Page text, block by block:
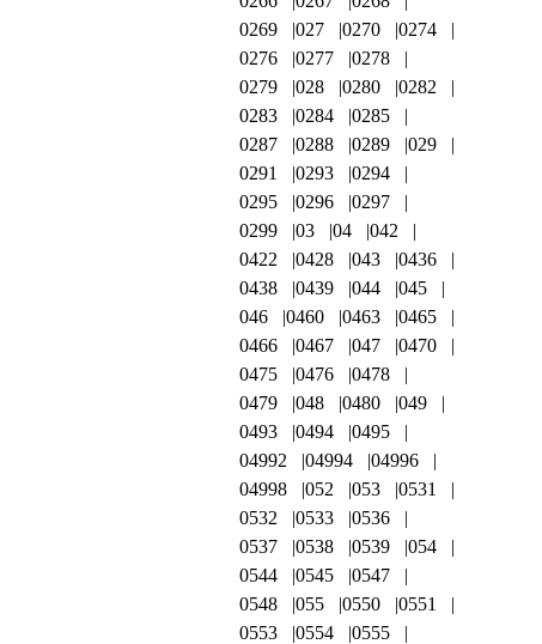
0269
027 0270
0274
0276
0277
0278
0279
028 0280
0282
0283
0284
0285
0287
0288 0289
029
0291
0293
0294
0295
0296
0297
0299
03 04
042
0422
0428 043
0436
0438
0439 044
045
046
0460 0463
0465
0466
0467 047
0470
0475
0476
0478
0479
048 0480
049
0493
0494
0495
04992
04994
04996
04998
052 053
0531
0532
0533
0536
0537
0538 0539
054
0544
0545
0547
0548
055 0550
0551
0553
0554
0555